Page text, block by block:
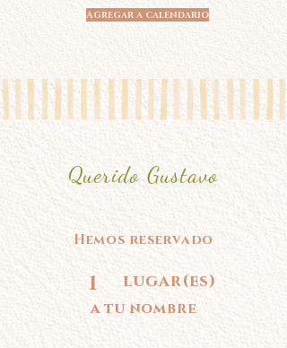
Agregar a calendario
Querido Gustavo
Hemos reservado
1 lugar(es)
a tu nombre